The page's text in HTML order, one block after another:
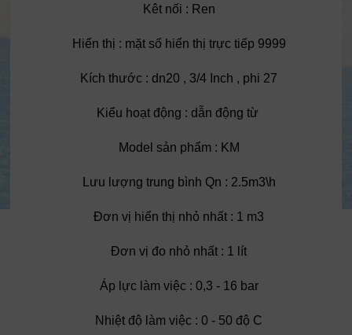
Kêt nối : Ren
Hiển thị : mặt số hiển thị trực tiếp 9999
Kích thước : dn20 , 3/4 Inch , phi 27
Kiểu hoạt động : dẫn động từ
Model sản phẩm : KM
Lưu lượng trung bình Qn : 2.5m3\h
Đơn vị hiển thị nhỏ nhất : 1 m3
Đơn vị đo nhỏ nhất : 1 lít
Áp lực làm việc : 0,3 - 16 bar
Nhiệt độ làm việc : 0 - 50 độ C